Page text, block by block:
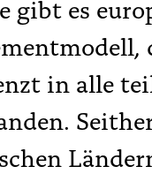
gibt es
in alle